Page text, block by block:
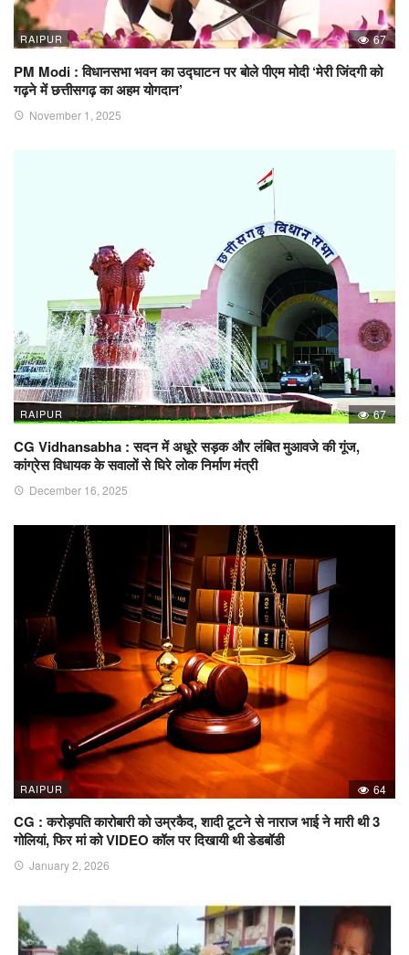
RAIPUR 67
PM Modi : विधानसभा भवन का उद्घाटन पर बोले पीएम मोदी ‘मेरी जिंदगी को
गढ़ने में छत्तीसगढ़ का अहम योगदान’
November 1, 2025
RAIPUR 67
CG Vidhansabha : सदन में अधूरे सड़क और लंबित मुआवजे की गूंज,
कांग्रेस विधायक के सवालों से घिरे लोक निर्माण मंत्री
December 16, 2025
RAIPUR 64
CG : करोड़पति कारोबारी को उम्रकैद, शादी टूटने से नाराज भाई ने मारी थी 3
गोलियां, फिर मां को VIDEO कॉल पर दिखायी थी डेडबॉडी
January 2, 2026